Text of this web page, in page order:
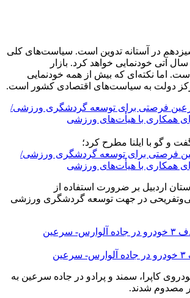
در آستانه تدوين است. سياست‌های کلی
آتی خودنمایی خواهد کرد. بازار
اما نکته‌ای که بيش از همه خودنمايی
دولت به سياست‌های اقتصادی کشور است.
و گو با ایلنا مطرح کرد؛
فرصتی برای توسعه گردشگری ورزشی/
همکاری با هیأت‌های ورزشی
اردبیل بر ضرورت استفاده از
در جهت توسعه گردشگری ورزشی
کاپرا، سمند و پرادو در جاده سرعین به